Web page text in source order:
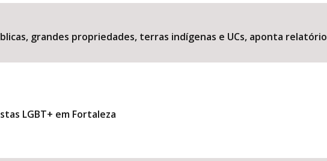
grandes propriedades, terras indígenas e UCs, aponta relatório
LGBT+ em Fortaleza